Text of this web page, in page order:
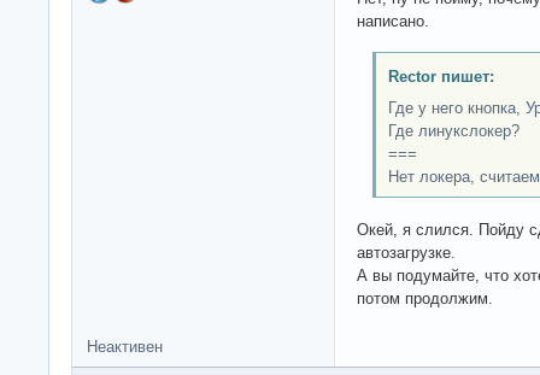
написано.
Rector пишет:
Где у него кнопка,
Где линукслокер?
===
Нет локера,
Окей, я слился. Пойду
автозагрузке.
А вы подумайте, что
потом продолжим.
Неактивен